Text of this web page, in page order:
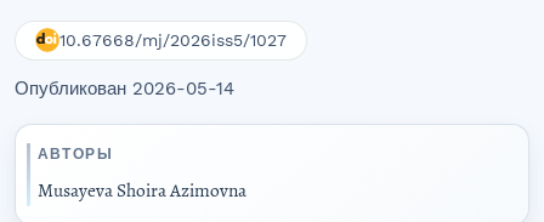
10.67668/mj/2026iss5/1027
Опубликован 2026-05-14
АВТОРЫ
Musayeva Shoira Azimovna